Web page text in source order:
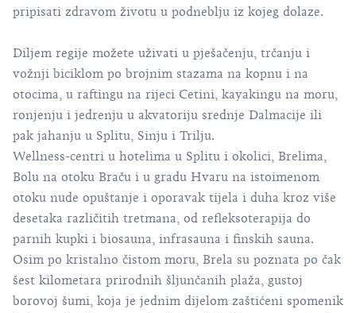
pripisati zdravom životu u podneblju iz kojeg dolaze.
Diljem regije možete uživati u pješačenju, trčanju i
vožnji biciklom po brojnim stazama na kopnu i na
otocima, u raftingu na rijeci Cetini, kayakingu na moru,
ronjenju i jedrenju u akvatoriju srednje Dalmacije ili
pak jahanju u Splitu, Sinju i Trilju.
Wellness-centri u hotelima u Splitu i okolici, Brelima,
Bolu na otoku Braču i u gradu Hvaru na istoimenom
otoku nude opuštanje i oporavak tijela i duha kroz više
desetaka različitih tretmana, od refleksoterapija do
parnih kupki i biosauna, infrasauna i finskih sauna.
Osim po kristalno čistom moru, Brela su poznata po čak
šest kilometara prirodnih šljunčanih plaža, gustoj
borovoj šumi, koja je jednim dijelom zaštićeni spomenik